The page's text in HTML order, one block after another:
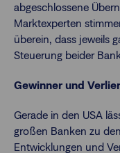
abgeschlossene
Marktexperten
überein, dass jeweils
Steuerung beider
Gewinner und
Gerade in den USA
großen Banken zu
Entwicklungen und